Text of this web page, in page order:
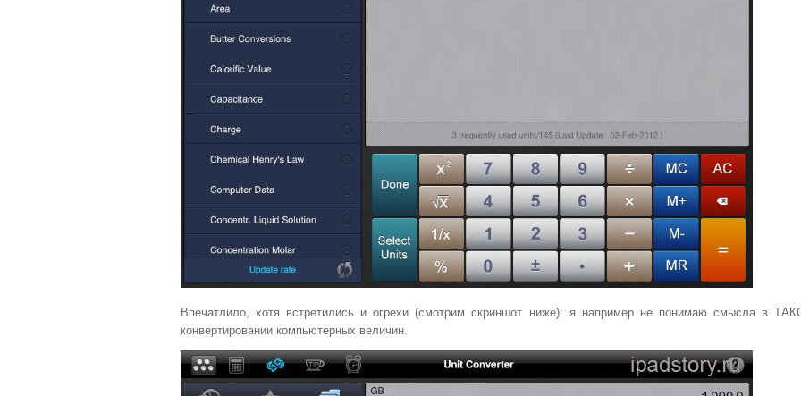
Впечатлило, хотя встретились и огрехи (смотрим скриншот ниже): я например не понимаю смысла в
конвертировании компьютерных величин.